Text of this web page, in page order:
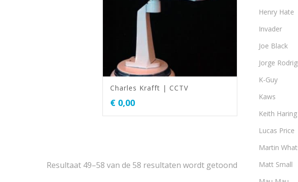
Charles Krafft | CCTV
€ 0,00
Resultaat 49–58 van de 58 resultaten wordt getoond
Henry Hate
Invader
Joe Black
Jorge
K-Guy
Kaws
Keith Haring
Lucas Price
Martin
Matt Small